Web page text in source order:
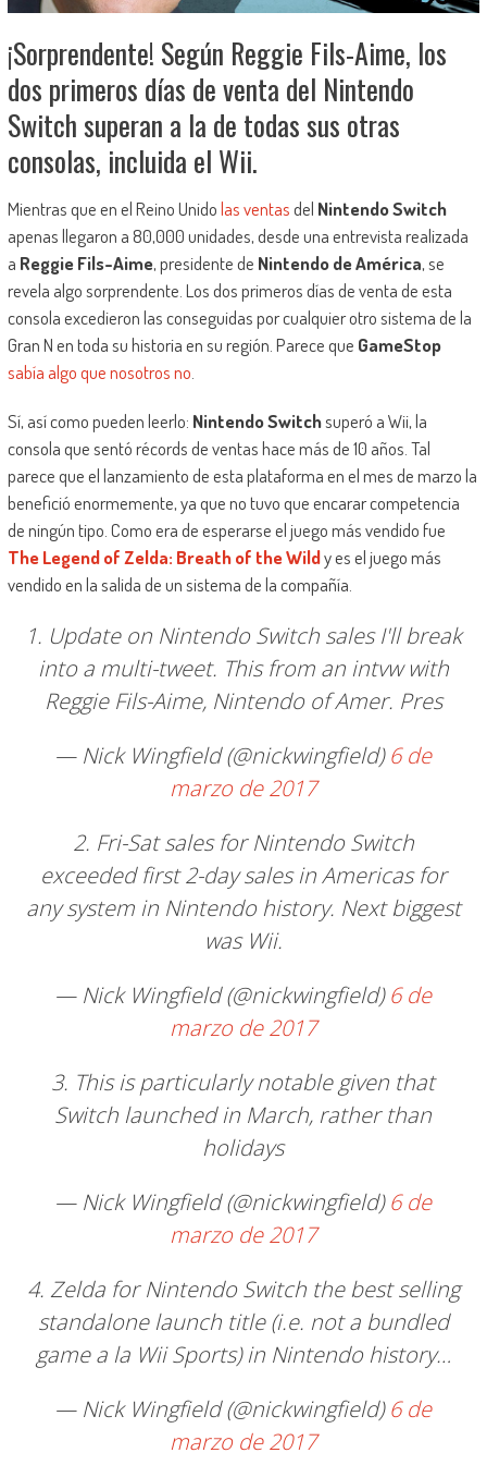
¡Sorprendente! Según Reggie Fils-Aime, los
dos primeros días de venta del Nintendo
Switch superan a la de todas sus otras
consolas, incluida el Wii.
Mientras que en el Reino Unidolas ventasdel Nintendo Switch
apenas llegaron a 80,000 unidades, desde una entrevista realizada
a Reggie Fils-Aime, presidente de Nintendo de América, se
revela algo sorprendente. Los dos primeros días de venta de esta
consola excedieron las conseguidas por cualquier otro sistema de la
Gran N en toda su historia en su región. Parece que GameStop
sabía algo que nosotros no
Sí, así como pueden leerlo: Nintendo Switchsuperó a Wii, la
consola que sentó récords de ventas hace más de 10 años. Tal
parece que el lanzamiento de esta plataforma en el mes de marzo la
benefició enormemente, ya que no tuvo que encarar competencia
de ningún tipo. Como era de esperarse el juego más vendido fue
The Legend of Zelda: Breath of the Wildy es el juego más
vendido en la salida de un sistema de la compañía.
1. Update on Nintendo Switch sales I'll break
into a multi-tweet. This from an intvw with
Reggie Fils-Aime, Nintendo of Amer. Pres
— Nick Wingfield (@nickwingfield)6 de
marzo de 2017
2. Fri-Sat sales for Nintendo Switch
exceeded first 2-day sales in Americas for
any system in Nintendo history. Next biggest
was Wii.
— Nick Wingfield (@nickwingfield)6 de
marzo de 2017
3. This is particularly notable given that
Switch launched in March, rather than
holidays
— Nick Wingfield (@nickwingfield)6 de
marzo de 2017
4. Zelda for Nintendo Switch the best selling
standalone launch title (i.e. not a bundled
game a la Wii Sports) in Nintendo history…
— Nick Wingfield (@nickwingfield)6 de
marzo de 2017